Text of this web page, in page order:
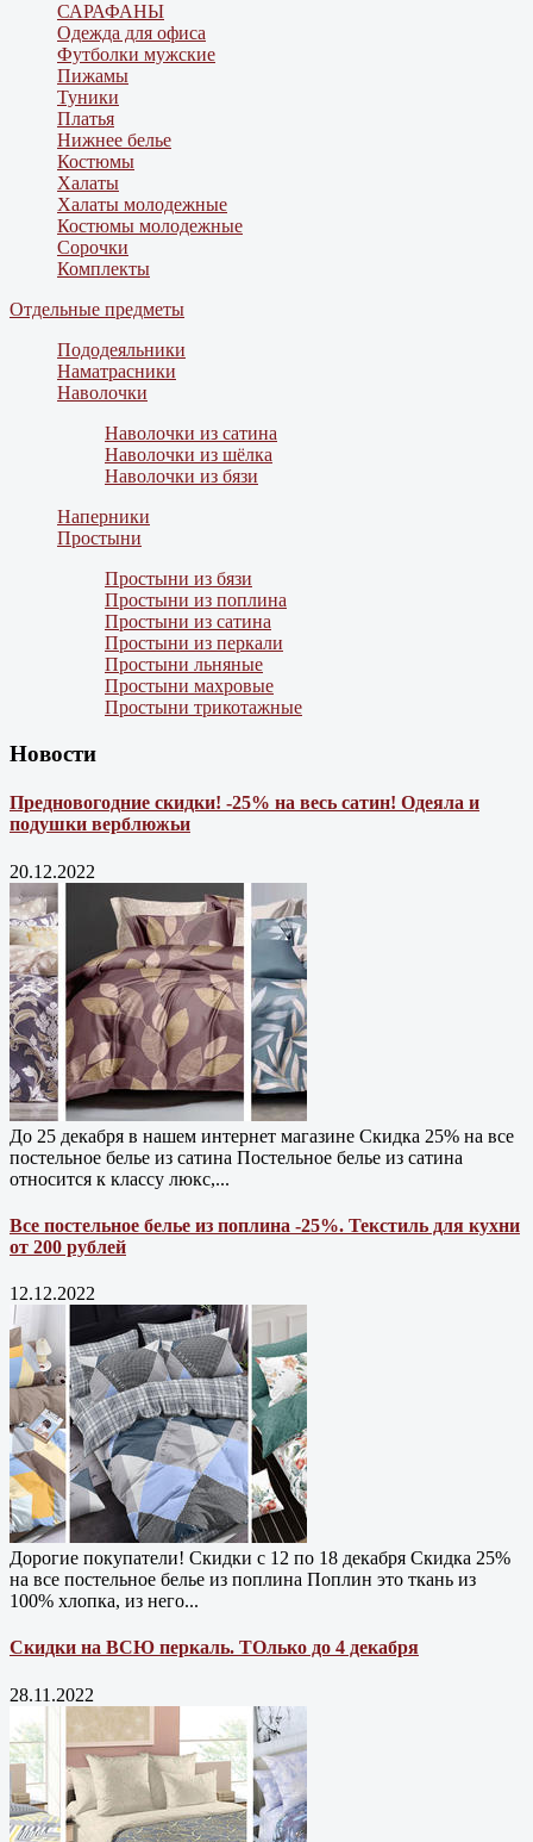
САРАФАНЫ
Одежда для офиса
Футболки мужские
Пижамы
Туники
Платья
Нижнее белье
Костюмы
Халаты
Халаты молодежные
Костюмы молодежные
Сорочки
Комплекты
Отдельные предметы
Пододеяльники
Наматрасники
Наволочки
Наволочки из сатина
Наволочки из шёлка
Наволочки из бязи
Наперники
Простыни
Простыни из бязи
Простыни из поплина
Простыни из сатина
Простыни из перкали
Простыни льняные
Простыни махровые
Простыни трикотажные
Новости
Предновогодние скидки! -25% на весь сатин! Одеяла и
подушки верблюжьи
20.12.2022
До 25 декабря в нашем интернет магазине Cкидка 25% на все
постельное белье из сатина Постельное белье из сатина
относится к классу люкс,...
Все постельное белье из поплина -25%. Текстиль для кухни
от 200 рублей
12.12.2022
Дорогие покупатели! Скидки с 12 по 18 декабря Скидка 25%
на все постельное белье из поплина Поплин это ткань из
100% хлопка, из него...
Скидки на ВСЮ перкаль. ТОлько до 4 декабря
28.11.2022